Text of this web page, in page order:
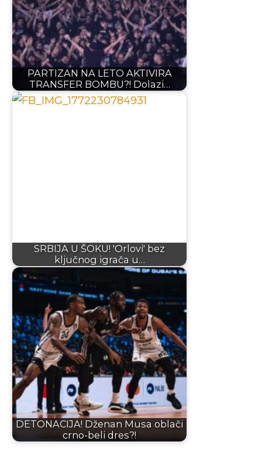
PARTIZAN NA LETO AKTIVIRA
TRANSFER BOMBU?! Dolazi…
SRBIJA U ŠOKU! 'Orlovi' bez
ključnog igrača u…
DETONACIJA! Dženan Musa oblači
crno-beli dres?!